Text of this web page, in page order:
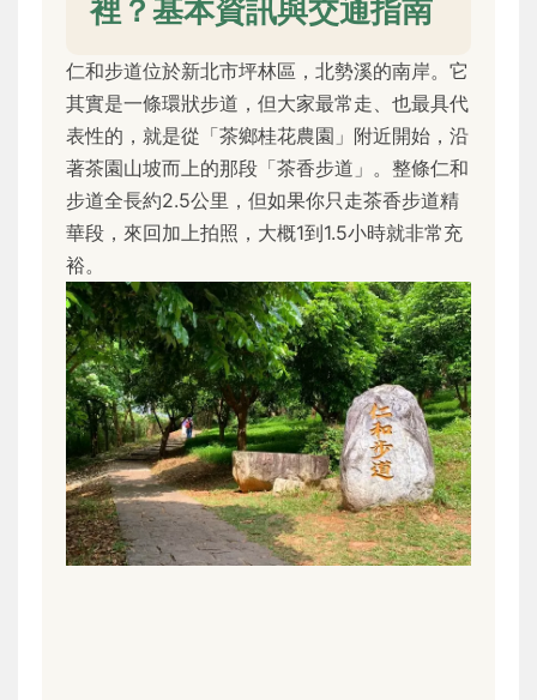
裡？基本資訊與交通指南
仁和步道位於新北市坪林區，北勢溪的南岸。它
其實是一條環狀步道，但大家最常走、也最具代
表性的，就是從「茶鄉桂花農園」附近開始，沿
著茶園山坡而上的那段「茶香步道」。整條仁和
步道全長約2.5公里，但如果你只走茶香步道精
華段，來回加上拍照，大概1到1.5小時就非常充
裕。